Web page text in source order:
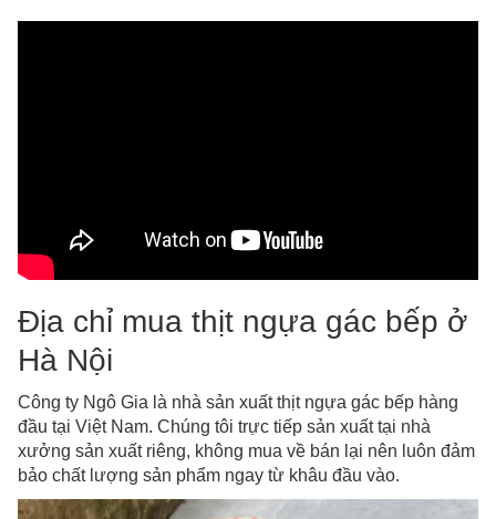
Địa chỉ mua thịt ngựa gác bếp ở
Hà Nội
Công ty Ngô Gia là nhà sản xuất thịt ngựa gác bếp hàng
đầu tại Việt Nam. Chúng tôi trực tiếp sản xuất tại nhà
xưởng sản xuất riêng, không mua về bán lại nên luôn đảm
bảo chất lượng sản phẩm ngay từ khâu đầu vào.